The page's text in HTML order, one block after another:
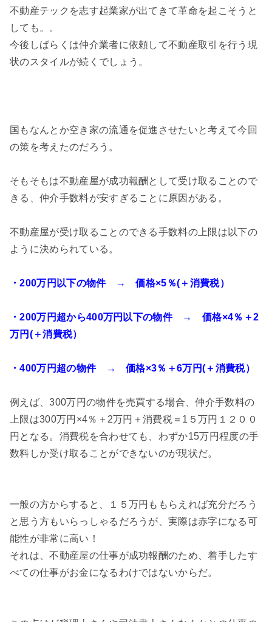
不動産テックを志す起業家が出てきて革命を起こそうと
しても。。
今後しばらくは仲介業者に依頼して不動産取引を行う現
状のスタイルが続くでしょう。
国もなんとか空き家の流通を促進させたいと考えて今回
の策を考えたのだろう。
そもそもは不動産屋が成功報酬として受け取ることので
きる、仲介手数料が安すぎることに原因がある。
不動産屋が受け取ることのできる手数料の上限は以下の
ように決められている。
・200万円以下の物件 → 価格×5％(＋消費税）
・200万円超から400万円以下の物件 → 価格×4％＋2
万円(＋消費税）
・400万円超の物件 → 価格×3％＋6万円(＋消費税）
例えば、300万円の物件を売買する場合、仲介手数料の
上限は300万円×4％＋2万円＋消費税＝1５万円１２００
円となる。消費税を合わせても、わずか15万円程度の手
数料しか受け取ることができないのが現状だ。
一般の方からすると、１５万円ももらえれば充分だろう
と思う方もいらっしゃるだろうが、実際は赤字になる可
能性が非常に高い！
それは、不動産屋の仕事が成功報酬のため、着手したす
べての仕事がお金になるわけではないからだ。